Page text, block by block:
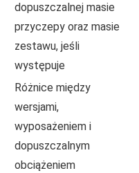
dopuszczalnej masie
przyczepy oraz masie
zestawu, jeśli
występuje
Różnice między
wersjami,
wyposażeniem i
dopuszczalnym
obciążeniem